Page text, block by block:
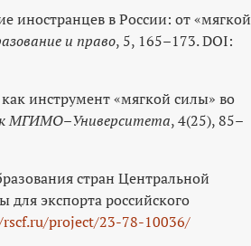
иностранцев в России: от «мягкой
и право, 5, 165–173. DOI:
инструмент «мягкой силы» во
МГИМО–Университета, 4(25), 85–
стран Центральной
экспорта российского
project/23-78-10036/